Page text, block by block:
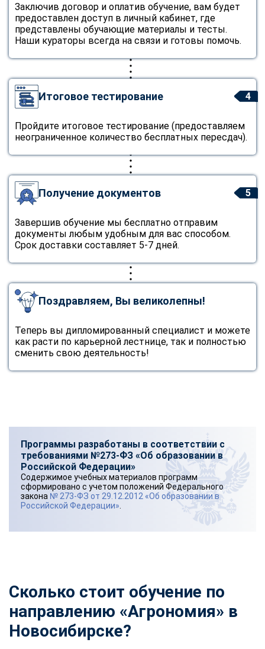
Заключив договор и оплатив обучение, вам будет
предоставлен доступ в личный кабинет, где
представлены обучающие материалы и тесты.
Наши кураторы всегда на связи и готовы помочь.
4
Итоговое тестирование
Пройдите итоговое тестирование (предоставляем
неограниченное количество бесплатных пересдач).
5
Получение документов
Завершив обучение мы бесплатно отправим
документы любым удобным для вас способом.
Срок доставки составляет 5-7 дней.
Поздравляем, Вы великолепны!
Теперь вы дипломированный специалист и можете
как расти по карьерной лестнице, так и полностью
сменить свою деятельность!
Программы разработаны в соответствии с
требованиями №273-ФЗ «Об образовании в
Российской Федерации»
Содержимое учебных материалов программ
сформировано с учетом положений Федерального
закона № 273-ФЗ от 29.12.2012 «Об образовании в
Российской Федерации»
Сколько стоит обучение по
направлению «Агрономия» в
Новосибирске?